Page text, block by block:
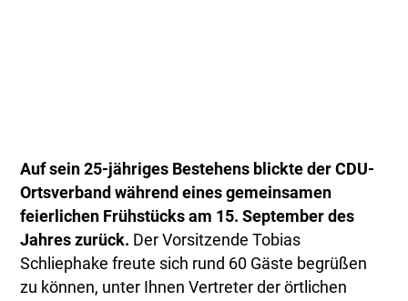
Auf sein 25-jähriges Bestehens blickte der CDU-
Ortsverband während eines gemeinsamen
feierlichen Frühstücks am 15. September des
Jahres zurück. Der Vorsitzende Tobias
Schliephake freute sich rund 60 Gäste begrüßen
zu können, unter Ihnen Vertreter der örtlichen